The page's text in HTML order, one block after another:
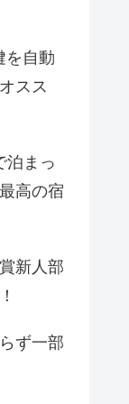
を自動
スス
泊まっ
高の宿
新人部
ず一部